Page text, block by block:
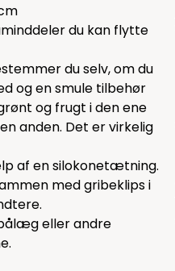
du kan flytte
du selv, om du
og en smule tilbehør
og frugt i den ene
anden. Det er virkelig
af en silokonetætning.
med gribeklips i
eller andre